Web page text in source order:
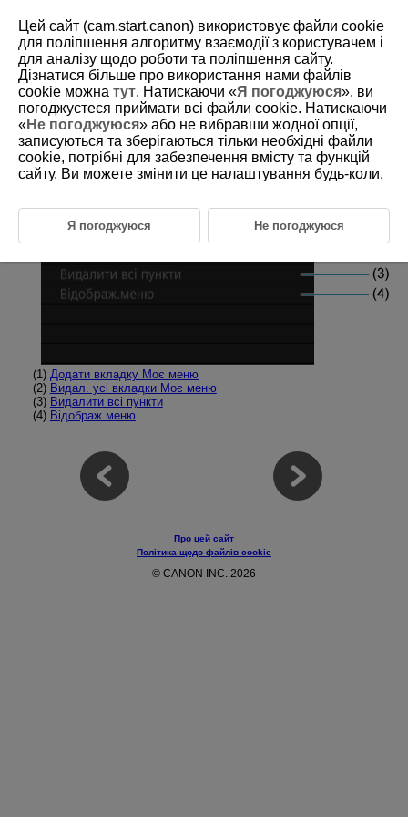
D388-237
Меню вкладок: Моє меню
Керув. моїм меню
(1) Додати вкладку Моє меню
(2) Видал. усі вкладки Моє меню
(3) Видалити всі пункти
(4) Відображ.меню
Про цей сайт
Політика щодо файлів cookie
© CANON INC. 2026
Цей сайт (cam.start.canon) використовує файли cookie
для поліпшення алгоритму взаємодії з користувачем і
для аналізу щодо роботи та поліпшення сайту.
Дізнатися більше про використання нами файлів
cookie можна тут. Натискаючи «Я погоджуюся», ви
погоджуєтеся приймати всі файли cookie. Натискаючи
«Не погоджуюся» або не вибравши жодної опції,
записуються та зберігаються тільки необхідні файли
cookie, потрібні для забезпечення вмісту та функцій
сайту. Ви можете змінити це налаштування будь-коли.
Я погоджуюся Не погоджуюся